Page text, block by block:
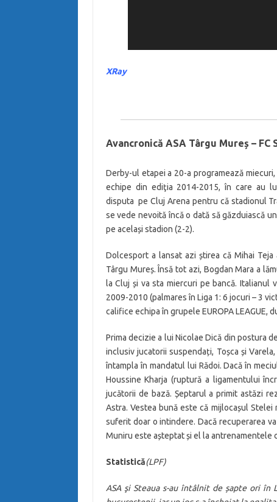
XRay
Avancronică ASA Târgu Mureș –
Derby-ul etapei a 20-a programează
echipe din ediţia 2014-2015, în care au
disputa pe Cluj Arena pentru că stadionul
se vede nevoită încă o dată să găzduiască
pe același stadion (2-2).
Dolcesport a lansat azi știrea că Mihai
Târgu Mureș. Însă tot azi, Bogdan Mara a
la Cluj și va sta miercuri pe bancă.
2009-2010 (palmares în Liga 1: 6 jocuri – 3
califice echipa în grupele EUROPA LEAGUE,
Prima decizie a lui Nicolae Dică din postura
inclusiv jucatorii suspendați, Toșca și
întampla în mandatul lui Rădoi. Dacă în
Houssine Kharja (ruptură a ligamentului
jucătorii de bază. Șeptarul a primit astăzi
Astra. Vestea bună este că mijlocașul
suferit doar o intindere. Dacă recuperarea
Muniru este așteptat și el la antrenamentele
Statistică(LPF)
ASA şi Steaua s-au întâlnit de șapte ori